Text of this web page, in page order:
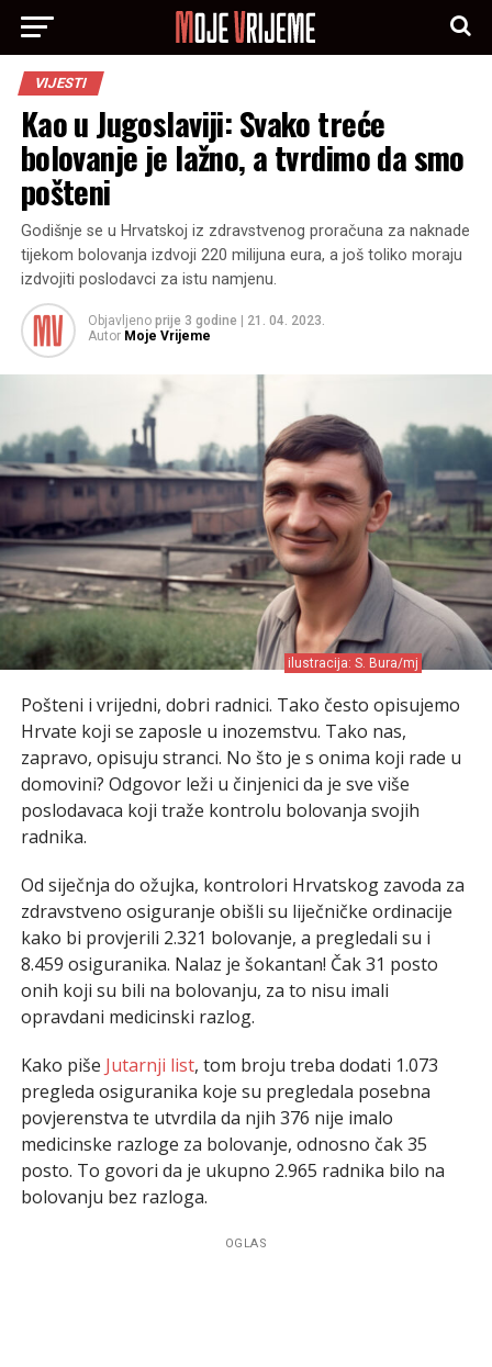
VIJESTI
Kao u Jugoslaviji: Svako treće
bolovanje je lažno, a tvrdimo da smo
pošteni
Godišnje se u Hrvatskoj iz zdravstvenog proračuna za naknade
tijekom bolovanja izdvoji 220 milijuna eura, a još toliko moraju
izdvojiti poslodavci za istu namjenu.
Objavljeno prije 3 godine
21. 04. 2023.
Autor Moje Vrijeme
ilustracija: S. Bura/mj
Pošteni i vrijedni, dobri radnici. Tako često opisujemo
Hrvate koji se zaposle u inozemstvu. Tako nas,
zapravo, opisuju stranci. No što je s onima koji rade u
domovini? Odgovor leži u činjenici da je sve više
poslodavaca koji traže kontrolu bolovanja svojih
radnika.
Od siječnja do ožujka, kontrolori Hrvatskog zavoda za
zdravstveno osiguranje obišli su liječničke ordinacije
kako bi provjerili 2.321 bolovanje, a pregledali su i
8.459 osiguranika. Nalaz je šokantan! Čak 31 posto
onih koji su bili na bolovanju, za to nisu imali
opravdani medicinski razlog.
Kako piše Jutarnji list, tom broju treba dodati 1.073
pregleda osiguranika koje su pregledala posebna
povjerenstva te utvrdila da njih 376 nije imalo
medicinske razloge za bolovanje, odnosno čak 35
posto. To govori da je ukupno 2.965 radnika bilo na
bolovanju bez razloga.
OGLAS